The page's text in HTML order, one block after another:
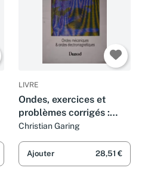
LIVRE
Ondes, exercices et
problèmes corrigés :
Entraînement aux
examens et aux concours
de l'enseignement
supérieur
Christian Garing
Ajouter 28,51 €